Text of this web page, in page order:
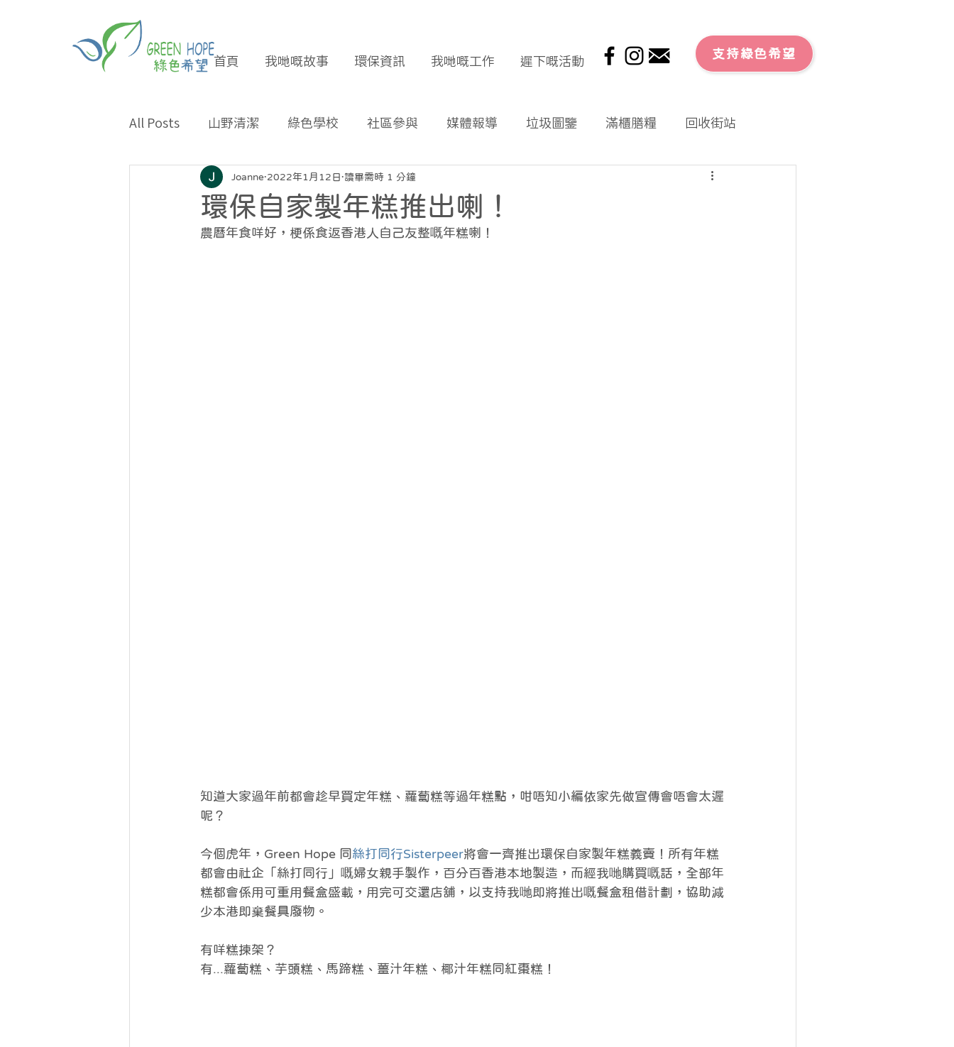
首頁 我哋嘅故事 環保資訊 我哋嘅工作 遲下嘅活動 支持綠色希望
All Posts 山野清潔 綠色學校 社區參與 媒體報導 垃圾圖鑒 滿櫃膳糧 回收街站
專題報導 合作夥伴 社區報 環保新聞回顧 零廢外賣
環保小貼士 招長期義工 海岸清潔 企業社會責任
環保自家製年糕推出喇！
Joanne 2022年1月12日 讀畢需時 1 分鐘
農曆年食咩好，梗係食返香港人自己友整嘅年糕喇！
知道大家過年前都會趁早買定年糕、蘿蔔糕等過年糕點，咁唔知小編依家先做宣傳會唔會太遲
呢？
今個虎年，Green Hope 同 絲打同行Sisterpeer將會一齊推出環保自家製年糕義賣！所有年糕
都會由社企「絲打同行」嘅婦女親手製作，百分百香港本地製造，而經我哋購買嘅話，全部年
糕都會係用可重用餐盒盛載，用完可交還店舖，以支持我哋即將推出嘅餐盒租借計劃，協助減
少本港即棄餐具廢物。
有咩糕揀架？
有...蘿蔔糕、芋頭糕、馬蹄糕、薑汁年糕、椰汁年糕同紅棗糕！